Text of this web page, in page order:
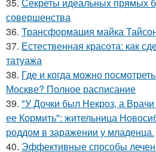
35. Секреты идеальных прямых
совершенства
36. Трансформация майка
37. Естественная красота: как
татуажа
38. Где и когда можно
Москве? Полное расписание
39. "У Дочки был Некроз, а
ее Кормить": жительница
роддом в заражении у младенца.
40. Эффективные способы